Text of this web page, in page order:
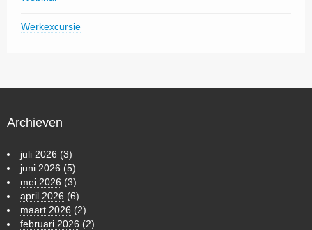
Werkexcursie
Archieven
juli 2026 (3)
juni 2026 (5)
mei 2026 (3)
april 2026 (6)
maart 2026 (2)
februari 2026 (2)